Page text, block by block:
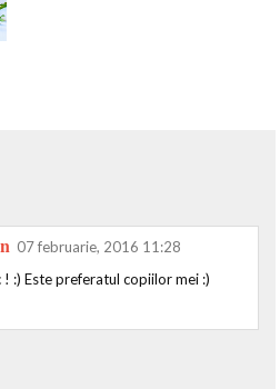
07 februarie, 2016 11:28
! :) Este preferatul copiilor mei :)